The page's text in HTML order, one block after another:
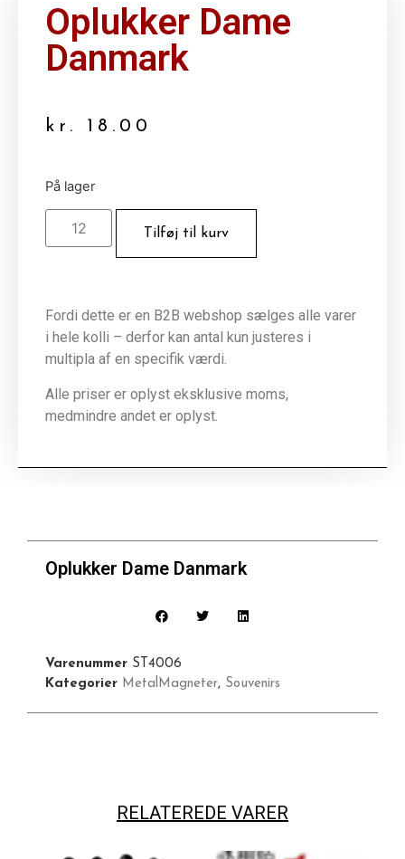
Oplukker Dame
Danmark
kr. 18.00
På lager
Tilføj til kurv
Fordi dette er en B2B webshop sælges alle varer
i hele kolli – derfor kan antal kun justeres i
multipla af en specifik værdi.
Alle priser er oplyst eksklusive moms,
medmindre andet er oplyst.
Oplukker Dame Danmark
Varenummer ST4006
Kategorier MetalMagneter, Souvenirs
RELATEREDE VARER